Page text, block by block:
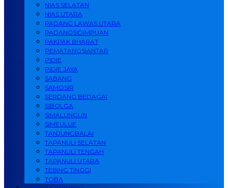
NIAS SELATAN
NIAS UTARA
PADANG LAWAS UTARA
PADANGSIDIMPUAN
PAKPAK BHARAT
PEMATANGSIANTAR
PIDIE
PIDIE JAYA
SABANG
SAMOSIR
SERDANG BEDAGAI
SIBOLGA
SIMALUNGUN
SIMEULUE
TANJUNGBALAI
TAPANULI SELATAN
TAPANULI TENGAH
TAPANULI UTARA
TEBING TINGGI
TOBA